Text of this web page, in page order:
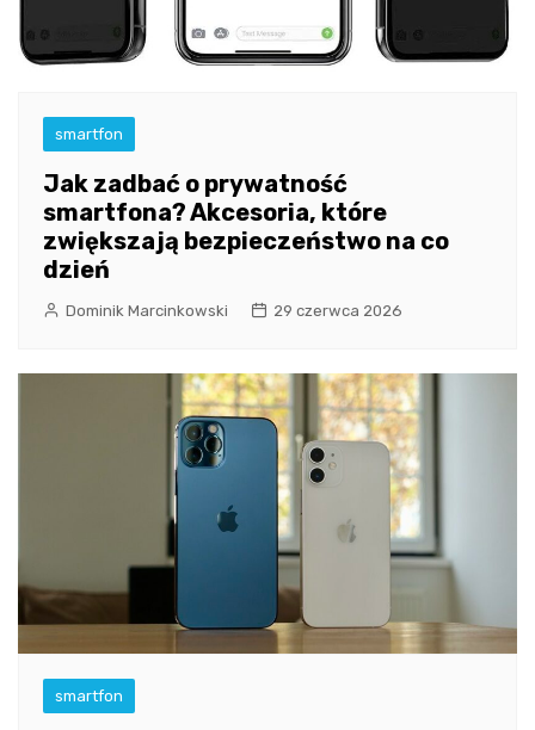
smartfon
Jak zadbać o prywatność
smartfona? Akcesoria, które
zwiększają bezpieczeństwo na co
dzień
Dominik Marcinkowski 29 czerwca 2026
smartfon